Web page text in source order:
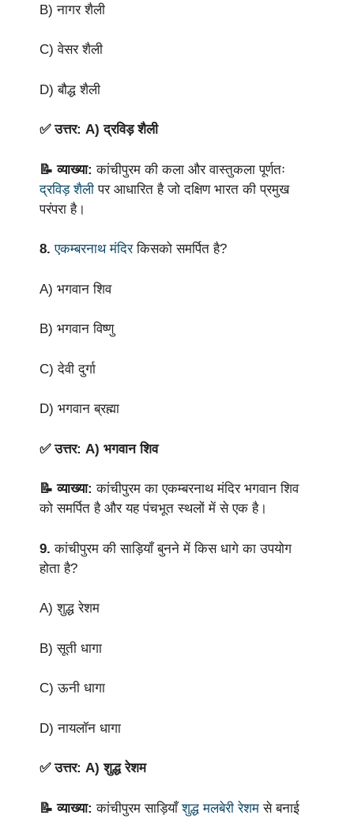
B) नागर शैली
C) वेसर शैली
D) बौद्ध शैली
✅ उत्तर: A) द्रविड़ शैली
📝 व्याख्या:कांचीपुरम की कला और वास्तुकला पूर्णतः
द्रविड़ शैली पर आधारित है जो दक्षिण भारत की प्रमुख
परंपरा है।
8.एकम्बरनाथ मंदिरकिसको समर्पित है?
A) भगवान शिव
B) भगवान विष्णु
C) देवी दुर्गा
D) भगवान ब्रह्मा
✅ उत्तर: A) भगवान शिव
📝 व्याख्या:कांचीपुरम का एकम्बरनाथ मंदिर भगवान शिव
को समर्पित है और यह पंचभूत स्थलों में से एक है।
9.कांचीपुरम की साड़ियाँ बुनने में किस धागे का उपयोग
होता है?
A) शुद्ध रेशम
B) सूती धागा
C) ऊनी धागा
D) नायलॉन धागा
✅ उत्तर: A) शुद्ध रेशम
📝 व्याख्या:कांचीपुरम साड़ियाँशुद्ध मलबेरी रेशम से बनाई